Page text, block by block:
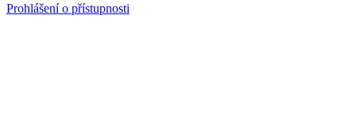
Prohlášení o přístupnosti